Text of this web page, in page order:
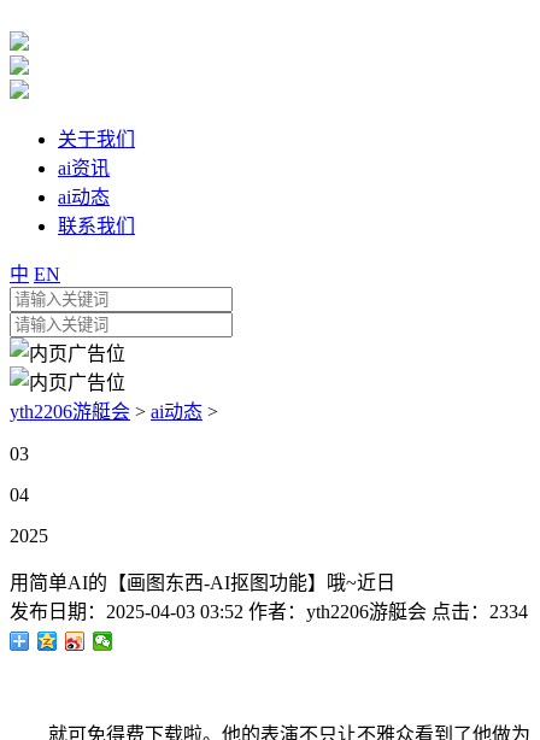
关于我们
ai资讯
ai动态
联系我们
中 EN
yth2206游艇会 > ai动态 >
03
04
2025
用简单AI的【画图东西-AI抠图功能】哦~近日
发布日期： 2025-04-03 03:52 作者： yth2206游艇会 点击： 2334
就可免得费下载啦。他的表演不只让不雅众看到了他做为